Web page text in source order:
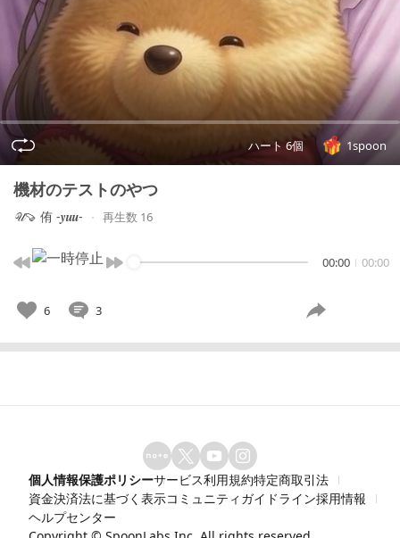
ハート 6個 1spoon
機材のテストのやつ
𝒰🍠 侑 -𝒚𝒖𝒖- 再生数 16
00:00 00:00
6 3
個人情報保護ポリシーサービス利用規約特定商取引法
資金決済法に基づく表示コミュニティガイドライン採用情報
ヘルプセンター